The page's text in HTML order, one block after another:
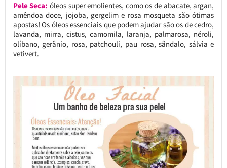
Pele Seca: óleos super emolientes, como os de abacate, argan,
amêndoa doce, jojoba, gergelim e rosa mosqueta são ótimas
apostas! Os óleos essenciais que podem ajudar são os de cedro,
lavanda, mirra, cistus, camomila, laranja, palmarosa, néroli,
olíbano, gerânio, rosa, patchouli, pau rosa, sândalo, sálvia e
vetivert.